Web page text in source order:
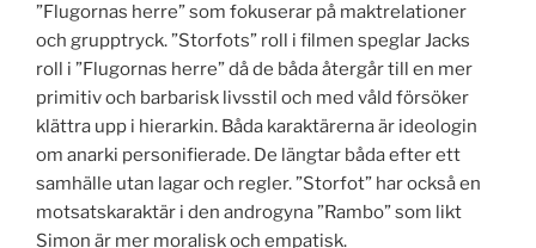
”Flugornas herre” som fokuserar på maktrelationer
och grupptryck. ”Storfots” roll i filmen speglar Jacks
roll i ”Flugornas herre” då de båda återgår till en mer
primitiv och barbarisk livsstil och med våld försöker
klättra upp i hierarkin. Båda karaktärerna är ideologin
om anarki personifierade. De längtar båda efter ett
samhälle utan lagar och regler. ”Storfot” har också en
motsatskaraktär i den androgyna ”Rambo” som likt
Simon är mer moralisk och empatisk.